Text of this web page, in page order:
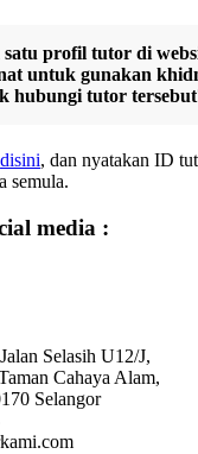
satu profil tutor di
untuk gunakan
hubungi tutor
disini, dan nyatakan ID
semula.
media :
Selasih U12/J,
Cahaya Alam,
Selangor